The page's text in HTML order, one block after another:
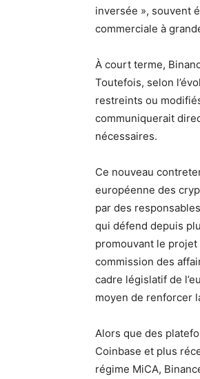
inversée », souvent
commerciale à
À court terme,
Toutefois, selon
restreints ou
communiquerait
nécessaires.
Ce nouveau
européenne des
par des
qui défend depuis
promouvant le projet
commission des
cadre législatif de
moyen de renforcer
Alors que des
Coinbase et plus
régime MiCA,